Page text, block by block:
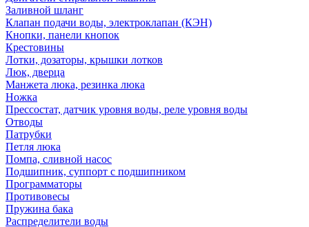
Заливной шланг
Клапан подачи воды, электроклапан (КЭН)
Кнопки, панели кнопок
Крестовины
Лотки, дозаторы, крышки лотков
Люк, дверца
Манжета люка, резинка люка
Ножка
Прессостат, датчик уровня воды, реле уровня воды
Отводы
Патрубки
Петля люка
Помпа, сливной насос
Подшипник, суппорт с подшипником
Программаторы
Противовесы
Пружина бака
Распределители воды